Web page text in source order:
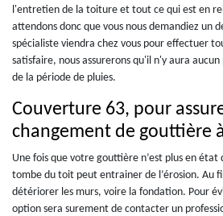
l'entretien de la toiture et tout ce qui est en
attendons donc que vous nous demandiez un
spécialiste viendra chez vous pour effectuer
satisfaire, nous assurerons qu'il n'y aura
de la période de pluies.
Couverture 63, pour
changement de gouttière
Une fois que votre gouttière n’est plus en état
tombe du toit peut entrainer de l’érosion. Au
détériorer les murs, voire la fondation. Pour
option sera surement de contacter un